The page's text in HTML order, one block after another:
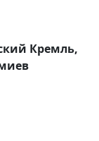
Кремль,